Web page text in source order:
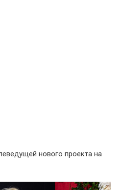
нового проекта на